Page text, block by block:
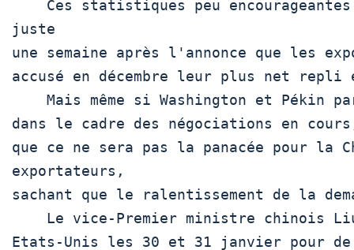
juste
une semaine après l'annonce que les
accusé en décembre leur plus net
dans le cadre des négociations en
que ce ne sera pas la panacée pour la
exportateurs,
sachant que le ralentissement de la
Etats-Unis les 30 et 31 janvier pour